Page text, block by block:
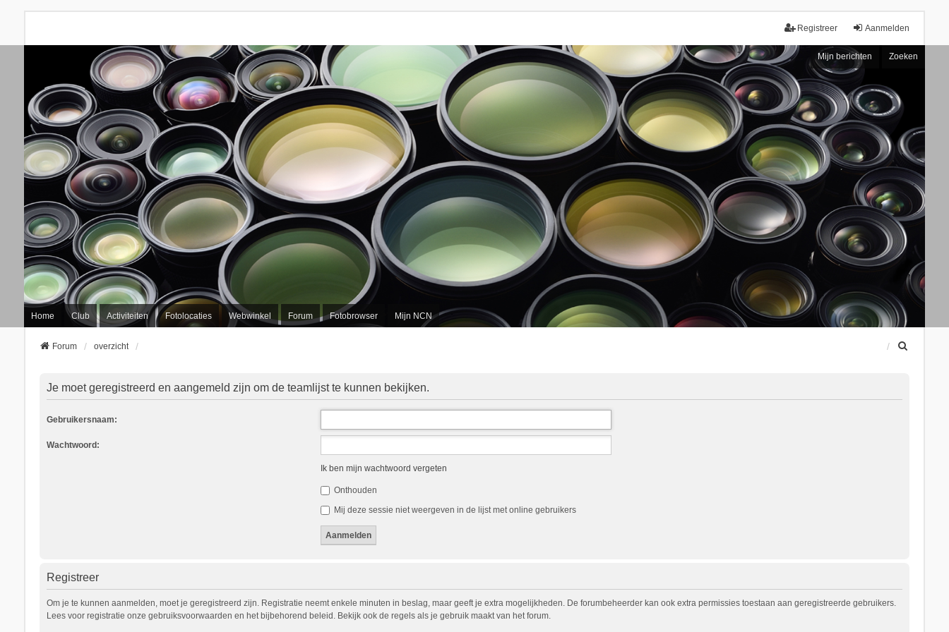
Aanmelden
Registreer
Mijn berichten Zoeken
Home Club Activiteiten Fotolocaties Webwinkel Forum Fotobrowser Mijn NCN
Forum overzicht
Je moet geregistreerd en aangemeld zijn om de teamlijst te kunnen bekijken.
Gebruikersnaam:
Wachtwoord:
Ik ben mijn wachtwoord vergeten
Onthouden
Mij deze sessie niet weergeven in de lijst met online gebruikers
Registreer
Om je te kunnen aanmelden, moet je geregistreerd zijn. Registratie neemt enkele minuten in beslag, maar geeft je extra mogelijkheden. De forumbeheerder kan ook extra permissies toestaan aan geregistreerde gebruikers.
Lees voor registratie onze gebruiksvoorwaarden en het bijbehorend beleid. Bekijk ook de regels als je gebruik maakt van het forum.